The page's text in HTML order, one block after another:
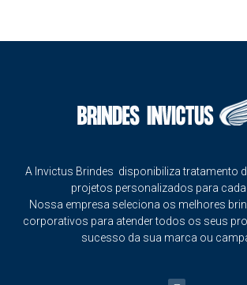
A Invictus Brindes disponibiliza tratamento
projetos personalizados para cada
Nossa empresa seleciona os melhores
corporativos para atender todos os seus
sucesso da sua marca ou